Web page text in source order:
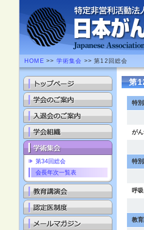
HOME >> 学術集会 >> 第12回総会
第34回総会
会長年次一覧表
第
特
が
特
呼
教